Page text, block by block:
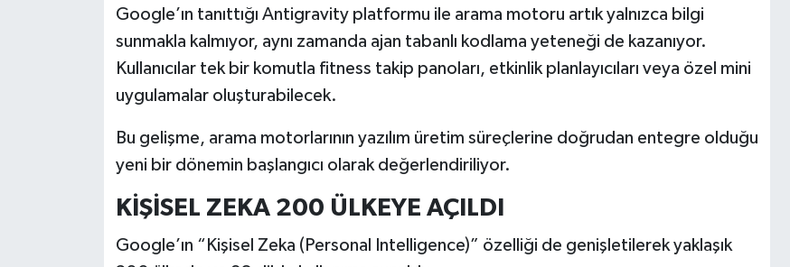
Google’ın tanıttığı Antigravity platformu ile arama motoru artık yalnızca bilgi
sunmakla kalmıyor, aynı zamanda ajan tabanlı kodlama yeteneği de kazanıyor.
Kullanıcılar tek bir komutla fitness takip panoları, etkinlik planlayıcıları veya özel mini
uygulamalar oluşturabilecek.
Bu gelişme, arama motorlarının yazılım üretim süreçlerine doğrudan entegre olduğu
yeni bir dönemin başlangıcı olarak değerlendiriliyor.
KİŞİSEL ZEKA 200 ÜLKEYE AÇILDI
Google’ın “Kişisel Zeka (Personal Intelligence)” özelliği de genişletilerek yaklaşık